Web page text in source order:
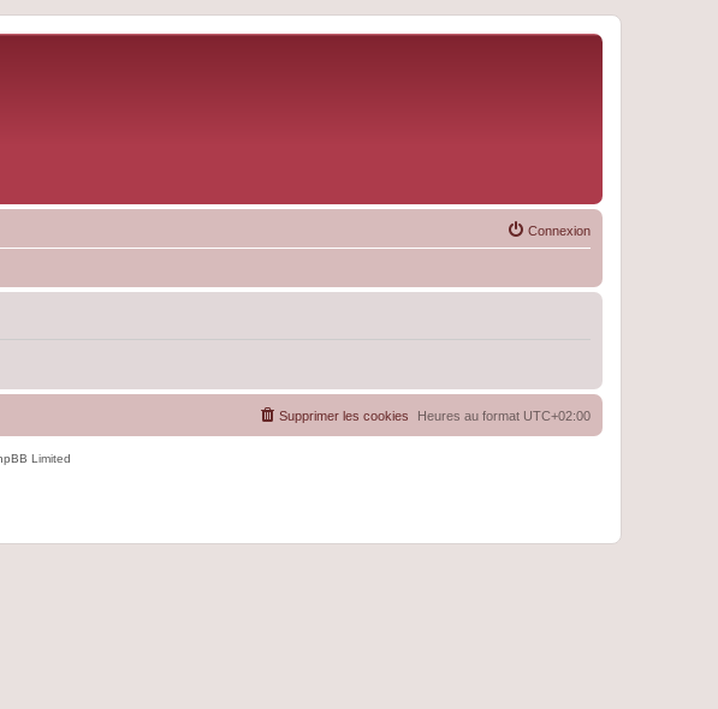
Connexion
Heures au format UTC+02:00
Supprimer les cookies
Limited